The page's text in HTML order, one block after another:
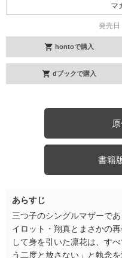
マ
発売日
hontoで購入
dブックで購入
書籍
あらすじ
三つ子のシングルマザーで
イロット・翔真とまさかの
して身を引いた凛花は、す
う二度と放さない」と執念